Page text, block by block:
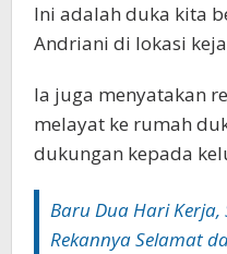
Ini adalah duka kita
Andriani di lokasi
Ia juga menyatakan
melayat ke rumah
dukungan kepada
Baru Dua Hari Kerja,
Rekannya Selamat